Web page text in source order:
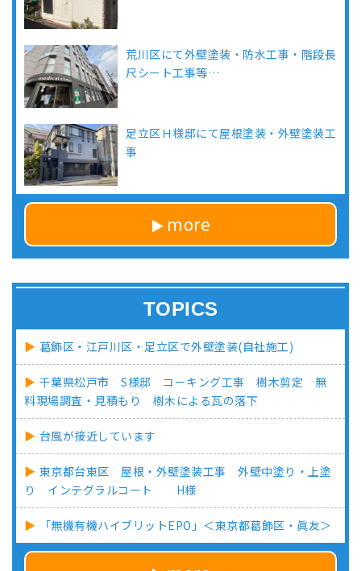
荒川区にて外壁塗装・防水工事・階段長
尺シート工事等…
足立区Ｈ様邸にて屋根塗装・外壁塗装工
事
more
TOPICS
葛飾区・江戸川区・足立区で外壁塗装(自社施工)
千葉県松戸市 S様邸 コーキング工事 樹木剪定 無
料現場調査・見積もり 樹木による瓦の落下
台風が接近しています
東京都台東区 屋根・外壁塗装工事 外壁中塗り・上塗
り インテグラルコート H様
「無機有機ハイブリットEPO」＜東京都葛飾区・眞友＞